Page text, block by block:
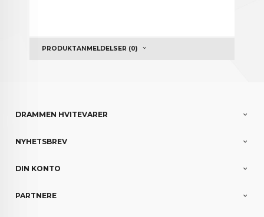
PRODUKTANMELDELSER (0)
DRAMMEN HVITEVARER
NYHETSBREV
DIN KONTO
PARTNERE